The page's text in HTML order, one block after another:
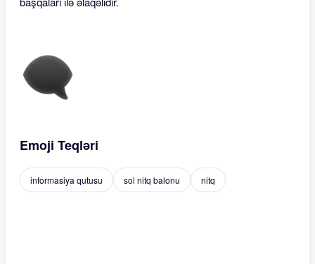
Emoji Teqləri
informasiya qutusu sol nitq balonu nitq